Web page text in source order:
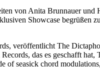
von Anita Brunnauer und
Showcase begrüßen
veröffentlicht The
das es geschafft
seasick chord